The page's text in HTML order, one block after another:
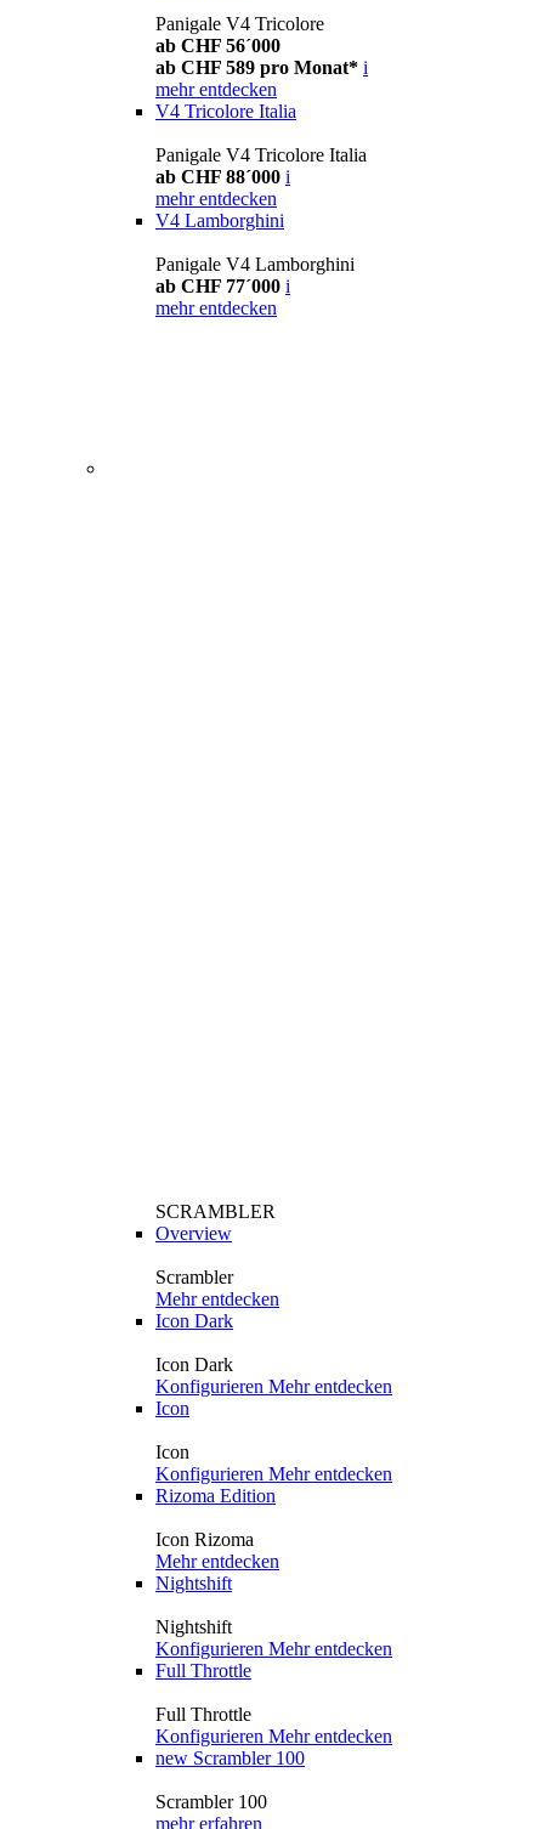
Panigale V4 Tricolore
ab CHF 56´000
ab CHF 589 pro Monat* i
mehr entdecken
V4 Tricolore Italia
Panigale V4 Tricolore Italia
ab CHF 88´000 i
mehr entdecken
V4 Lamborghini
Panigale V4 Lamborghini
ab CHF 77´000 i
mehr entdecken
SCRAMBLER
Overview
Scrambler
Mehr entdecken
Icon Dark
Icon Dark
Konfigurieren Mehr entdecken
Icon
Icon
Konfigurieren Mehr entdecken
Rizoma Edition
Icon Rizoma
Mehr entdecken
Nightshift
Nightshift
Konfigurieren Mehr entdecken
Full Throttle
Full Throttle
Konfigurieren Mehr entdecken
new Scrambler 100
Scrambler 100
mehr erfahren